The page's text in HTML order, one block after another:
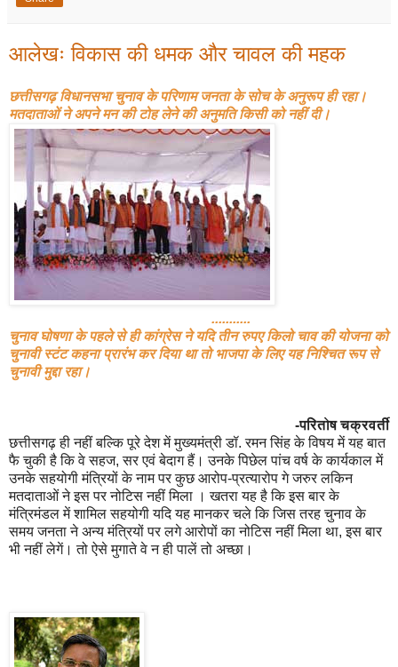
आलेखः विकास की धमक और चावल की महक
छत्तीसगढ़ विधानसभा चुनाव के परिणाम जनता के सोच के अनुरूप ही रहा।
मतदाताओं ने अपने मन की टोह लेने की अनुमति किसी को नहीं दी।
...........
चुनाव घोषणा के पहले से ही कांग्रेस ने यदि तीन रुपए किलो चाव की योजना को
चुनावी स्टंट कहना प्रारंभ कर दिया था तो भाजपा के लिए यह निश्चित रूप से
चुनावी मुद्दा रहा।
-परितोष चक्रवर्ती
छत्तीसगढ़ ही नहीं बल्कि पूरे देश में मुख्यमंत्री डॉ. रमन सिंह के विषय में यह बात
फै चुकी है कि वे सहज, सर एवं बेदाग हैं। उनके पिछेल पांच वर्ष के कार्यकाल में
उनके सहयोगी मंत्रियों के नाम पर कुछ आरोप-प्रत्यारोप गे जरुर लकिन
मतदाताओं ने इस पर नोटिस नहीं मिला । खतरा यह है कि इस बार के
मंत्रिमंडल में शामिल सहयोगी यदि यह मानकर चले कि जिस तरह चुनाव के
समय जनता ने अन्य मंत्रियों पर लगे आरोपों का नोटिस नहीं मिला था, इस बार
भी नहीं लेगें। तो ऐसे मुगाते वे न ही पालें तो अच्छा।